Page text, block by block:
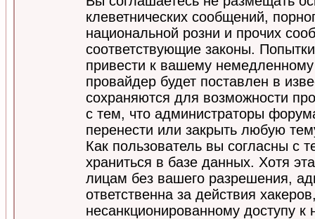
клеветнических сообщений,
национальной розни и прочих
соответствующие законы.
привести к вашему
провайдер будет поставлен в
сохраняются для возможности
с тем, что администраторы
перенести или закрыть любую
Как пользователь вы согласны с
храниться в базе данных. Хотя
лицам без вашего разрешения,
ответственна за действия
несанкционированному доступу к